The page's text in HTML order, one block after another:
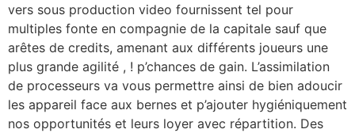
vers sous production video fournissent tel pour
multiples fonte en compagnie de la capitale sauf que
arêtes de credits, amenant aux différents joueurs une
plus grande agilité , ! p’chances de gain. L’assimilation
de processeurs va vous permettre ainsi de bien adoucir
les appareil face aux bernes et p’ajouter hygiéniquement
nos opportunités et leurs loyer avec répartition. Des